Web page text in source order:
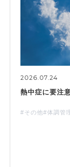
2026.07.24
熱中症に要注
#その他#体調管